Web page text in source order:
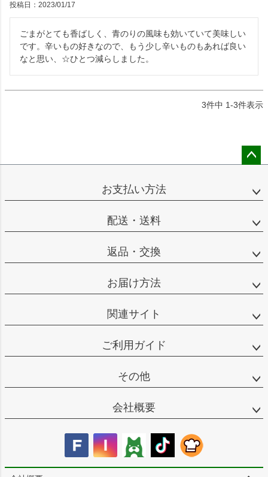
投稿日 2023/01/17
ごまがとても香ばしく、青のりの風味も効いていて美味しい
です。辛いもの好きなので、もう少し辛いものもあれば良い
なと思い、☆ひとつ減らしました。
3件中 1-3件表示
ップ
お支払い方法
配送・送料
返品・交換
お届け方法
関連サイト
ご利用ガイド
その他
会社概要